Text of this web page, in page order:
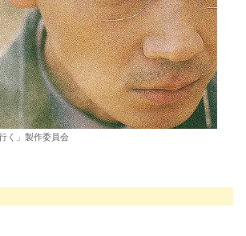
く」製作委員会